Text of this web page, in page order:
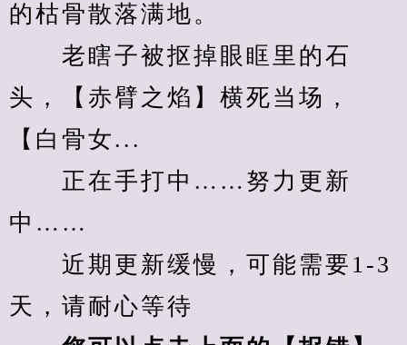
的枯骨散落满地。
老瞎子被抠掉眼眶里的石
头，【赤臂之焰】横死当场，
【白骨女...
正在手打中……努力更新
中……
近期更新缓慢，可能需要1-3
天，请耐心等待